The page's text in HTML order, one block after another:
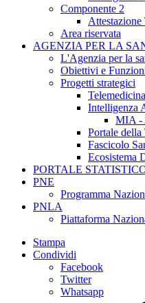
Componente 2
Attestazione
Area riservata
AGENZIA PER LA
L'Agenzia per la
Obiettivi e
Progetti strategici
Telemedicina
Intelligenza
MIA -
Portale della
Fascicolo
Ecosistema
PORTALE
PNE
Programma
PNLA
Piattaforma
Stampa
Condividi
Facebook
Twitter
Whatsapp